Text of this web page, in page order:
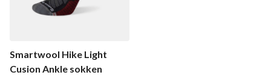
Smartwool Hike Light
Cusion Ankle sokken